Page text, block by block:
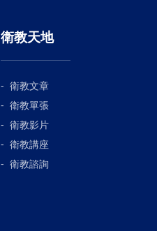
衛教天地
衛教文章
衛教單張
衛教影片
衛教講座
衛教諮詢